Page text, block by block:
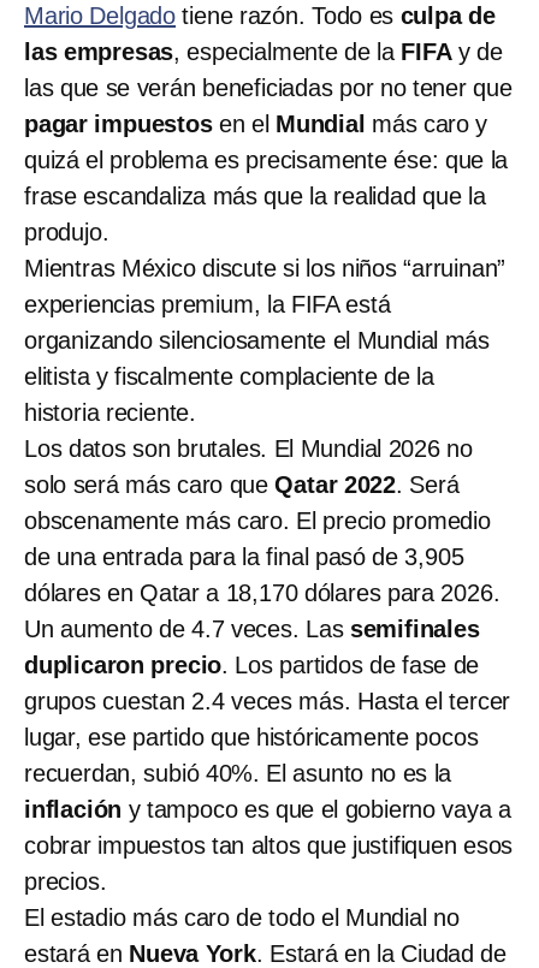
Mario Delgado tiene razón. Todo es culpa de
las empresas, especialmente de la FIFAy de
las que se verán beneficiadas por no tener que
pagar impuestosen el Mundial más caro y
quizá el problema es precisamente ése: que la
frase escandaliza más que la realidad que la
produjo.
Mientras México discute si los niños “arruinan”
experiencias premium, la FIFA está
organizando silenciosamente el Mundial más
elitista y fiscalmente complaciente de la
historia reciente.
Los datos son brutales. El Mundial 2026 no
solo será más caro queQatar 2022. Será
obscenamente más caro. El precio promedio
de una entrada para la final pasó de 3,905
dólares en Qatar a 18,170 dólares para 2026.
Un aumento de 4.7 veces. Las semifinales
duplicaron precio. Los partidos de fase de
grupos cuestan 2.4 veces más. Hasta el tercer
lugar, ese partido que históricamente pocos
recuerdan, subió 40%. El asunto no es la
inflación y tampoco es que el gobierno vaya a
cobrar impuestos tan altos que justifiquen esos
precios.
El estadio más caro de todo el Mundial no
estará en Nueva York. Estará en la Ciudad de